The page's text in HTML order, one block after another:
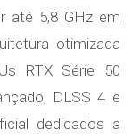
até 5,8 GHz em
otimizada
RTX Série 50
DLSS 4 e
dedicados a